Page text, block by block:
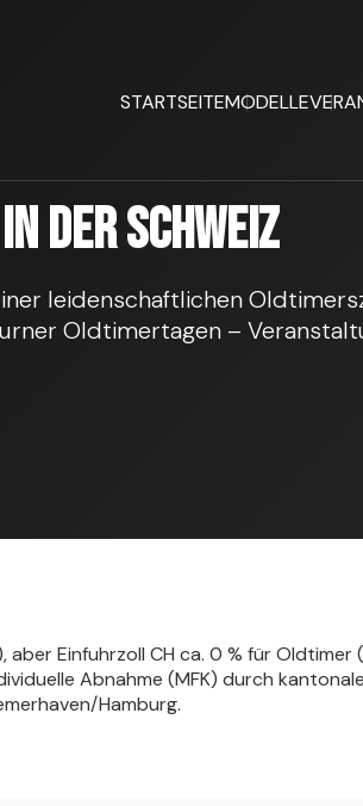
STARTSEITEMODELLE
der Schweiz
leidenschaftlichen
Oldtimertagen –
Einfuhrzoll CH ca. 0 % für Oldtimer
Abnahme (MFK) durch
Hamburg.